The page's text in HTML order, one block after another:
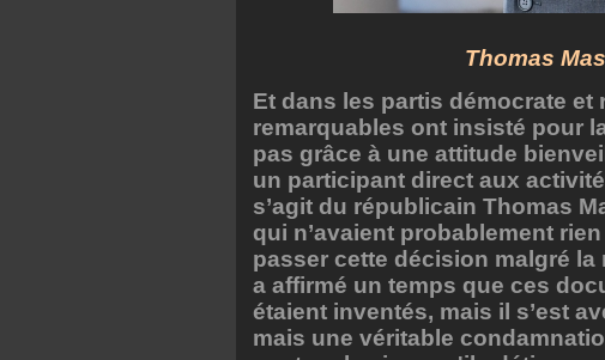
Thomas
Et dans les partis démocrate
remarquables ont insisté pour
pas grâce à une attitude
un participant direct aux
s’agit du républicain Thomas
qui n’avaient probablement
passer cette décision malgré
a affirmé un temps que ces
étaient inventés, mais il s’est
mais une véritable